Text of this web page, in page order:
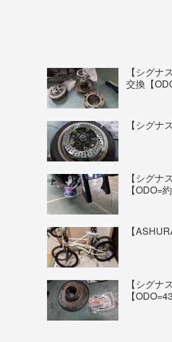
【シグ
交換【
【シグナ
【シグ
【ODO=
【
【シグ
【